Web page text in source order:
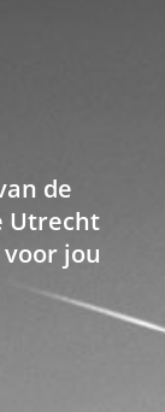
de
Utrecht
jou